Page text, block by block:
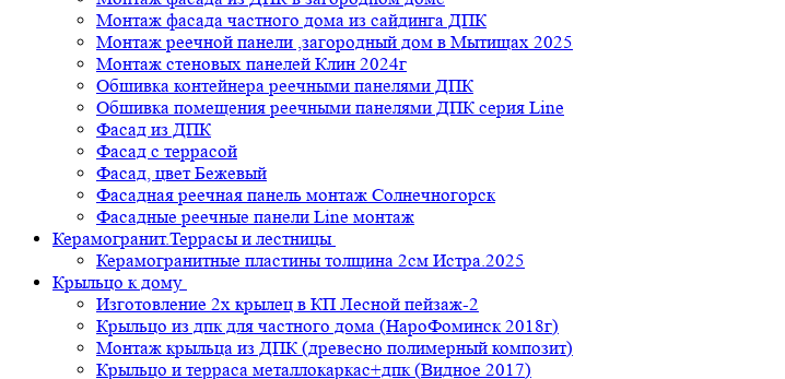
Монтаж фасада частного дома из сайдинга ДПК
Монтаж реечной панели ,загородный дом в Мытищах 2025
Монтаж стеновых панелей Клин 2024г
Обшивка контейнера реечными панелями ДПК
Обшивка помещения реечными панелями ДПК серия Line
Фасад из ДПК
Фасад с террасой
Фасад, цвет Бежевый
Фасадная реечная панель монтаж Солнечногорск
Фасадные реечные панели Line монтаж
Керамогранит.Террасы и лестницы
Керамогранитные пластины толщина 2см Истра.2025
Крыльцо к дому
Изготовление 2х крылец в КП Лесной пейзаж-2
Крыльцо из дпк для частного дома (НароФоминск 2018г)
Монтаж крыльца из ДПК (древесно полимерный композит)
Крыльцо и терраса металлокаркас+дпк (Видное 2017)